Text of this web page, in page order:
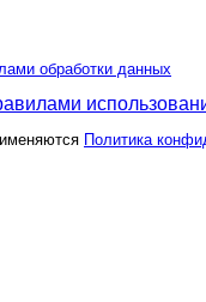
обработки данных
Политика